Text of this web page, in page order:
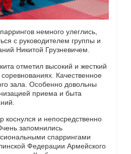
немного улеглись,
с руководителем группы и
Никитой Грузневичем.
отметил высокий и жесткий
Качественное
зала. Особенно довольны
приема и быта
коснулся и непосредственно
запомнились
спаррингами
Федерации Армейского